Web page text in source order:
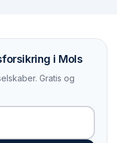
i Mols
Gratis og